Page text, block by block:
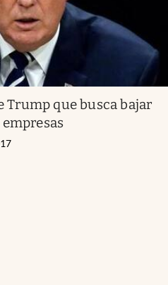
Trump que busca bajar